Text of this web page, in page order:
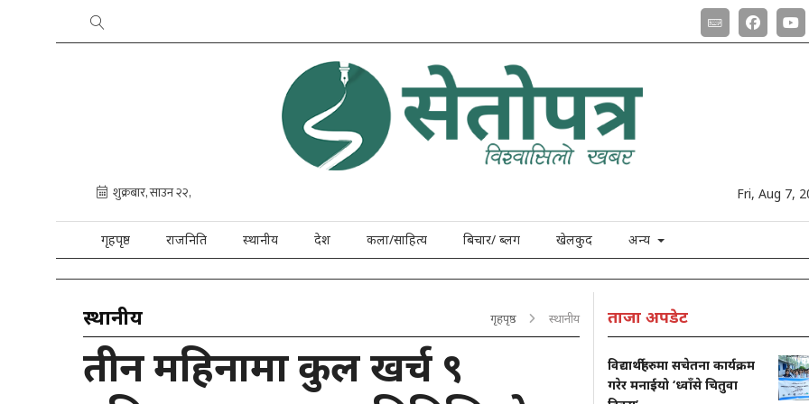
Fri, Aug 7,
गृहपृष्ठ राजनिति स्थानीय देश कला/साहित्य बिचार/ ब्लग खेलकुद अन्य
स्थानीय गृहपृष्ठ स्थानीय
तीन महिनामा कुल खर्च ९
ताजा अपडेट
विद्यार्थीहरुमा सचेतना कार्यक्रम
गरेर मनाईयो ‘ध्वाँसे चितुवा